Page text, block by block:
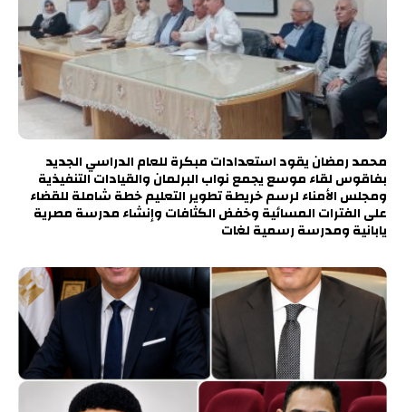
محمد رمضان يقود استعدادات مبكرة للعام الدراسي الجديد
بفاقوس لقاء موسع يجمع نواب البرلمان والقيادات التنفيذية
ومجلس الأمناء لرسم خريطة تطوير التعليم خطة شاملة للقضاء
على الفترات المسائية وخفض الكثافات وإنشاء مدرسة مصرية
يابانية ومدرسة رسمية لغات